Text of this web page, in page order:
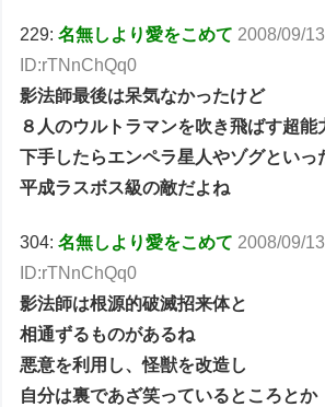
229:名無しより愛をこめて 2008/09/
ID:rTNnChQq0
影法師最後は呆気なかったけど
８人のウルトラマンを吹き飛ばす超能
下手したらエンペラ星人やゾグといっ
平成ラスボス級の敵だよね
304:名無しより愛をこめて 2008/09/
ID:rTNnChQq0
影法師は根源的破滅招来体と
相通ずるものがあるね
悪意を利用し、怪獣を改造し
自分は裏であざ笑っているところとか